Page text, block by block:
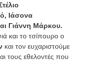
Ιάσονα
Γιάννη Μάρκου.
και το τσίπουρο ο
και τον ευχαριστούμε
τους εθελοντές που